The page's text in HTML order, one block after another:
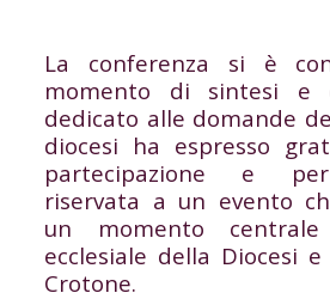
La conferenza si è
momento di sintesi e
dedicato alle domande
diocesi ha espresso
partecipazione e per
riservata a un evento
un momento
ecclesiale della Diocesi
Crotone.